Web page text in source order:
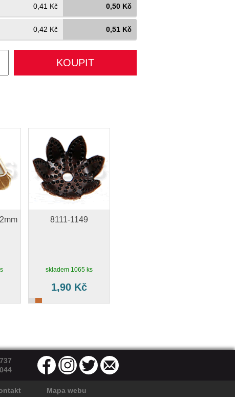
0,41 Kč 0,50 Kč
0,42 Kč 0,51 Kč
8111-1149
skladem 1065 ks
1,90 Kč
Mapa webu